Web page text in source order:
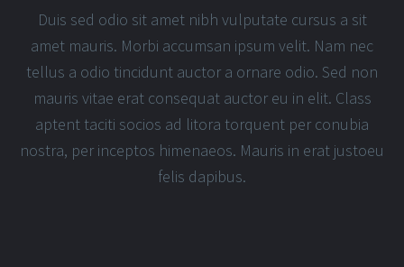
Duis sed odio sit amet nibh vulputate cursus a sit
amet mauris. Morbi accumsan ipsum velit. Nam nec
tellus a odio tincidunt auctor a ornare odio. Sed non
mauris vitae erat consequat auctor eu in elit. Class
aptent taciti socios ad litora torquent per conubia
nostra, per inceptos himenaeos. Mauris in erat justoeu
felis dapibus.